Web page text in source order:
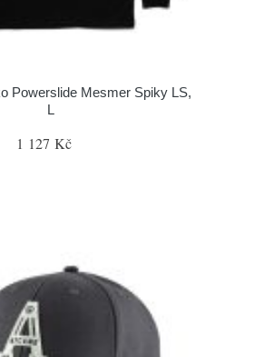
Powerslide Mesmer Spiky LS,
L
1 127 Kč